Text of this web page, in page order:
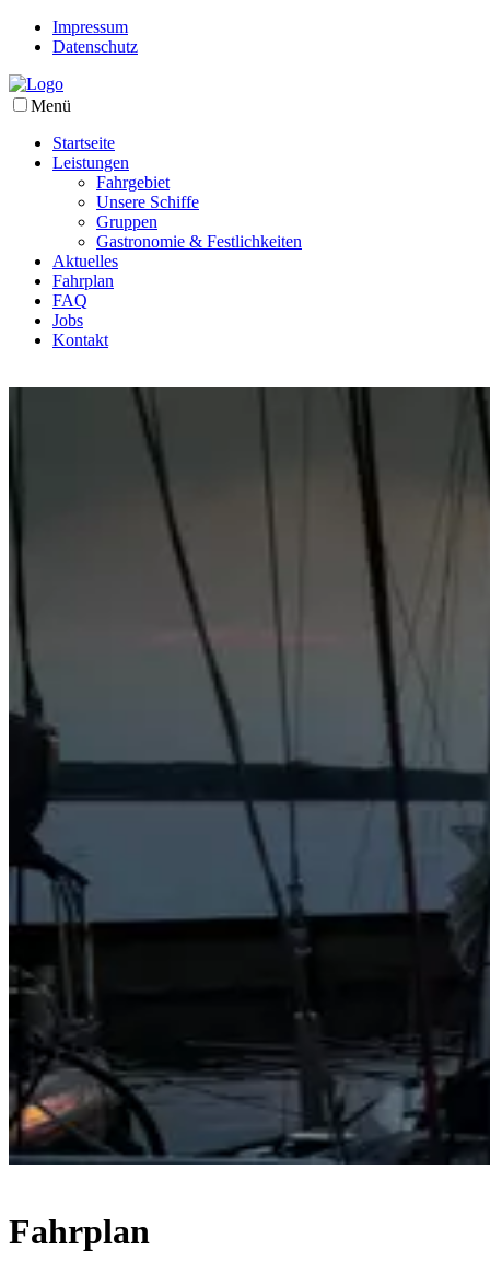
Impressum
Datenschutz
Menü
Startseite
Leistungen
Fahrgebiet
Unsere Schiffe
Gruppen
Gastronomie & Festlichkeiten
Aktuelles
Fahrplan
FAQ
Jobs
Kontakt
Fahrplan